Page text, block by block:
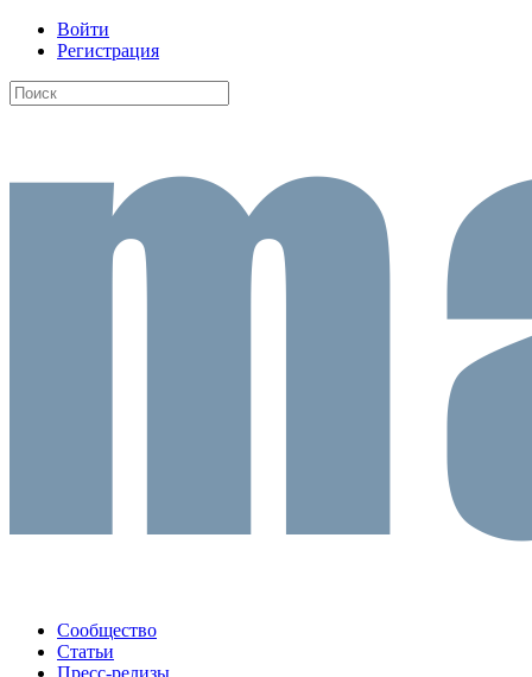
Войти
Регистрация
Сообщество
Статьи
Пресс-релизы